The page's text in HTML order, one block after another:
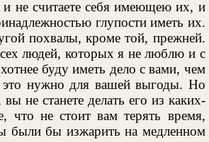
не считаете себя имеющею их, и
глупости иметь их.
похвалы, кроме той, прежней.
людей, которых я не люблю и с
буду иметь дело с вами, чем
это нужно для вашей выгоды. Но
не станете делать его из каких-
что не стоит вам терять время,
были бы изжарить на медленном